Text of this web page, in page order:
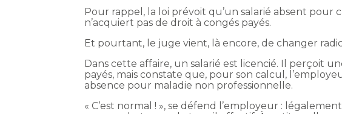
Pour rappel, la loi prévoit qu’un salarié absent pour
n’acquiert pas de droit à congés payés.
Et pourtant, le juge vient, là encore, de changer
Dans cette affaire, un salarié est licencié. Il perçoit
payés, mais constate que, pour son calcul,
absence pour maladie non professionnelle.
« C’est normal ! », se défend l’employeur :